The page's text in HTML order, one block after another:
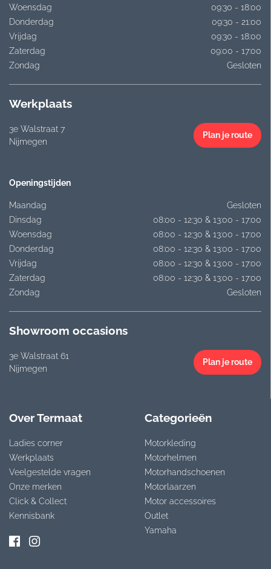
Woensdag
09:30 - 18:00
Donderdag
09:30 - 21:00
Vrijdag
09:30 - 18:00
Zaterdag
09:00 - 17:00
Zondag
Gesloten
Werkplaats
3e Walstraat 7
Nijmegen
Plan je route
Openingstijden
Maandag
Gesloten
Dinsdag
08:00 - 12:30 & 13:00 - 17:00
Woensdag
08:00 - 12:30 & 13:00 - 17:00
Donderdag
08:00 - 12:30 & 13:00 - 17:00
Vrijdag
08:00 - 12:30 & 13:00 - 17:00
Zaterdag
08:00 - 12:30 & 13:00 - 17:00
Zondag
Gesloten
Showroom occasions
3e Walstraat 61
Nijmegen
Plan je route
Over Termaat
Ladies corner
Werkplaats
Veelgestelde vragen
Onze merken
Click & Collect
Kennisbank
Categorieën
Motorkleding
Motorhelmen
Motorhandschoenen
Motorlaarzen
Motor accessoires
Outlet
Yamaha